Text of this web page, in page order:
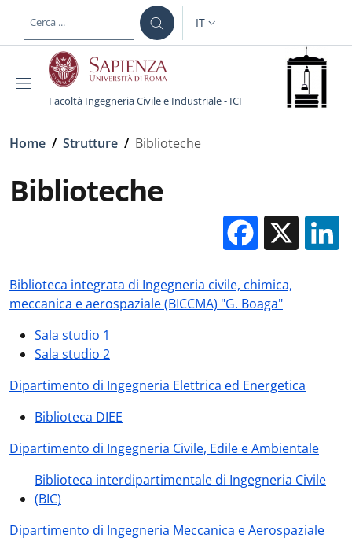
al contenuto principale
SELETTORE LINGUA:
IT
Facoltà Ingegneria Civile e Industriale - ICI
Briciole di pane
Home / Strutture / Biblioteche
Biblioteche
X
Biblioteca integrata di Ingegneria civile, chimica,
meccanica e aerospaziale (BICCMA) "G. Boaga"
Sala studio 1
Sala studio 2
Dipartimento di Ingegneria Elettrica ed Energetica
Biblioteca DIEE
Dipartimento di Ingegneria Civile, Edile e Ambientale
Biblioteca interdipartimentale di Ingegneria Civile
(BIC)
Dipartimento di Ingegneria Meccanica e Aerospaziale